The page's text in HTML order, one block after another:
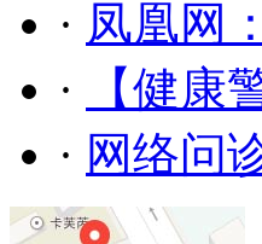
· 凤凰网
·
【健康
· 网络问